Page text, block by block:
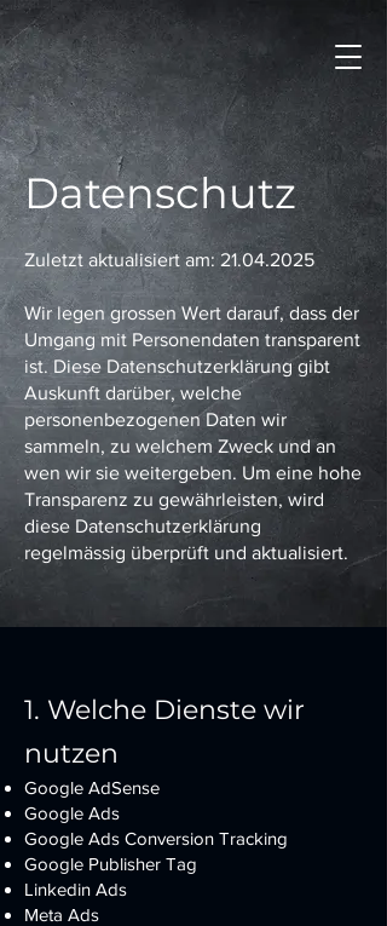
Datenschutz
Zuletzt aktualisiert am: 21.04.2025
Wir legen grossen Wert darauf, dass der
Umgang mit Personendaten transparent
ist. Diese Datenschutzerklärung gibt
Auskunft darüber, welche
personenbezogenen Daten wir
sammeln, zu welchem Zweck und an
wen wir sie weitergeben. Um eine hohe
Transparenz zu gewährleisten, wird
diese Datenschutzerklärung
regelmässig überprüft und aktualisiert.
1. Welche Dienste wir
nutzen
Google AdSense
Google Ads
Google Ads Conversion Tracking
Google Publisher Tag
Linkedin Ads
Meta Ads